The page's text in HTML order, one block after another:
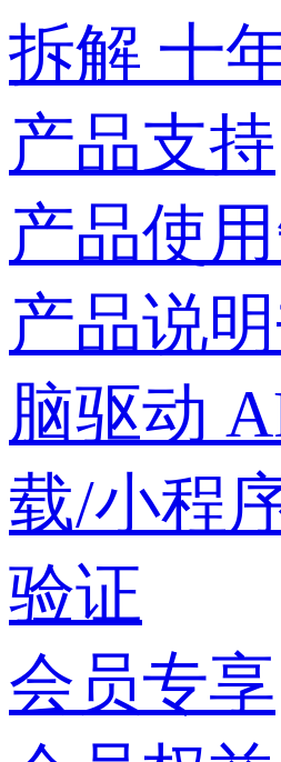
拆解 十
产品支持
产品使
产品说
脑驱动
载/小程
验证
会员专享